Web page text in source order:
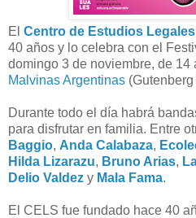
El Centro de Estudios
40 años y lo celebra con el
domingo 3 de noviembre, de 14
Malvinas Argentinas (Gutenberg
Durante todo el día habrá
para disfrutar en familia. Entre
Baggio, Anda Calabaza,
Hilda Lizarazu, Bruno Arias,
Delio Valdez y Mala Fama.
El CELS fue fundado hace 40